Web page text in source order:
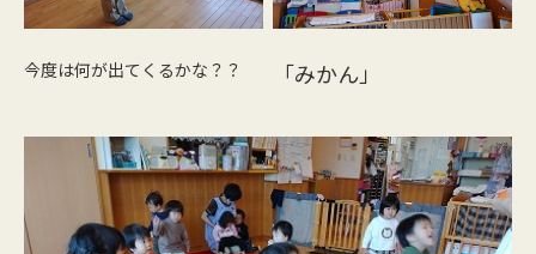
今度は何が出てくるかな？？ 「みかん」